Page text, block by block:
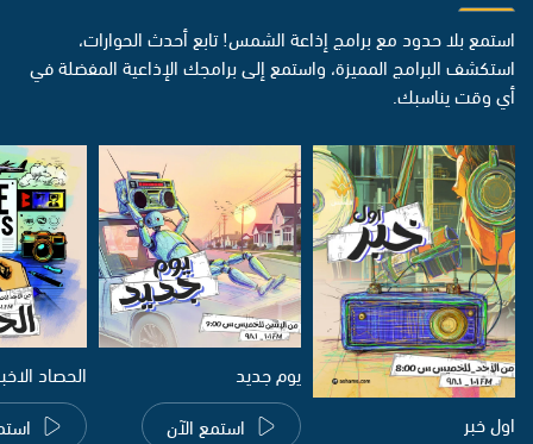
استمع بلا حدود مع برامج إذاعة الشمس! تابع أحدث الحوارات،
استكشف البرامج المميزة، واستمع إلى برامجك الإذاعية المفضلة في
أي وقت يناسبك.
اول خبر
يوم جديد
استمع الآن
الحصاد